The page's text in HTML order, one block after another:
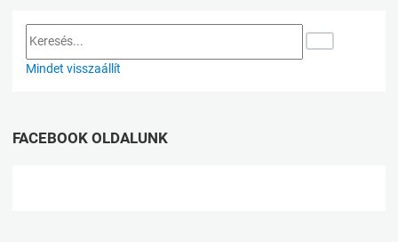
Mindet visszaállít
FACEBOOK OLDALUNK